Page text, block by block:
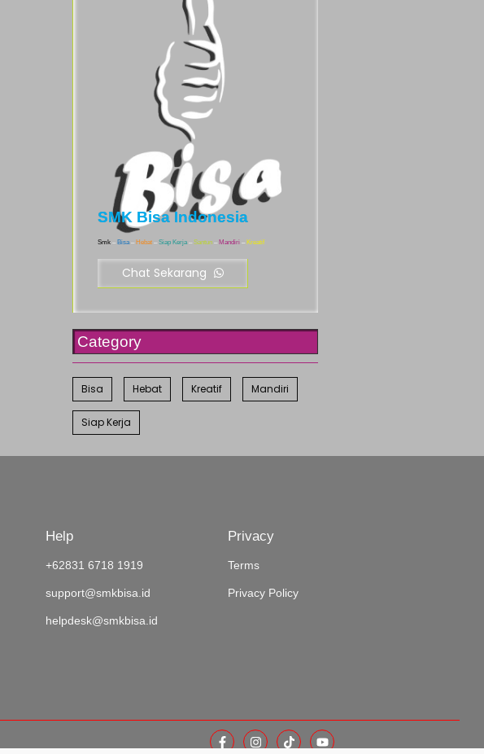
SMK Bisa Indonesia
Smk – Bisa – Hebat – Siap Kerja– Santun – Mandiri – Kreatif
Chat Sekarang
Category
Bisa Hebat Kreatif Mandiri
Siap Kerja
Help
+62831 6718 1919
support@smkbisa.id
helpdesk@smkbisa.id
Privacy
Terms
Privacy Policy